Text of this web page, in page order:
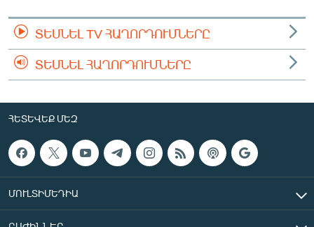
ՏԵՍՆԵԼ TV ՀԱՂՈՐԴՈՒՄՆԵՐԸ
ՏԵՍՆԵԼ ՀԱՂՈՐԴՈՒՄՆԵՐԸ
ՀԵՏԵՎԵՔ ՄԵԶ
ՄՈՒԼՏԻՄԵԴԻԱ